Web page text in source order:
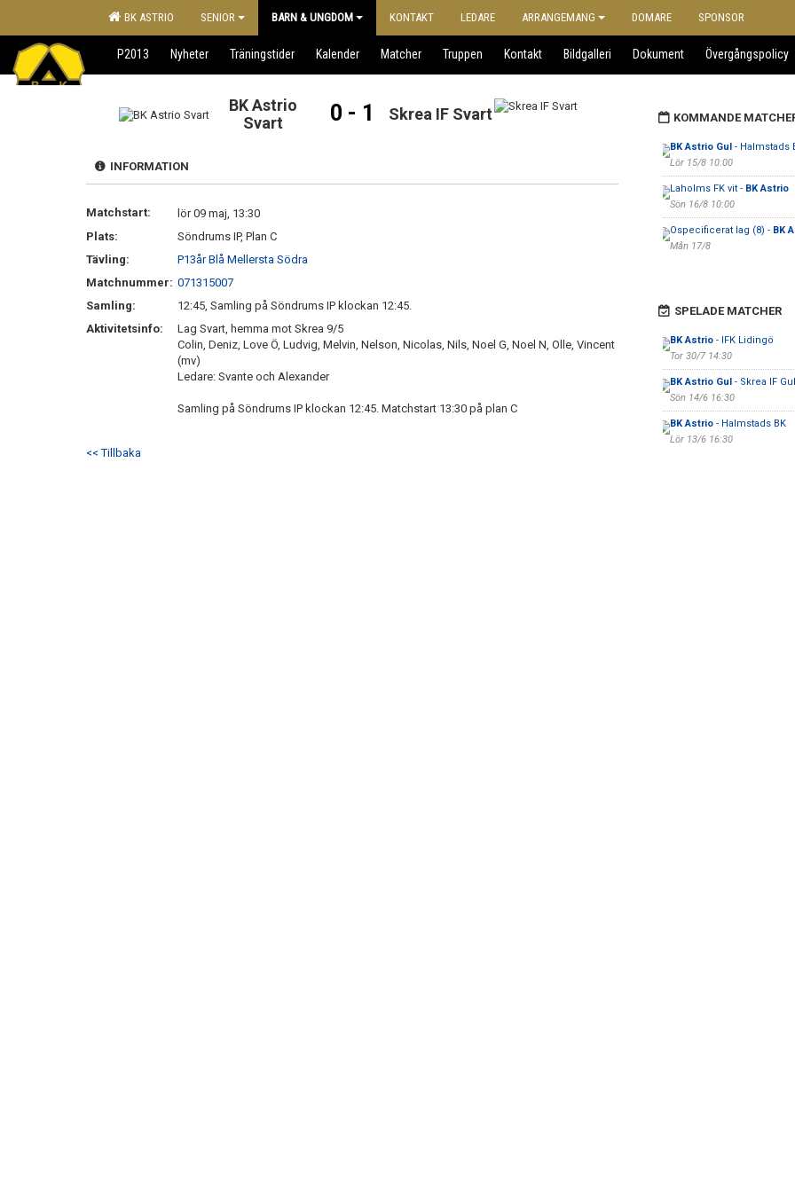
BK ASTRIO SENIOR BARN & UNGDOM KONTAKT LEDARE ARRANGEMANG DOMARE SPONSOR
P2013 Nyheter Träningstider Kalender Matcher Truppen Kontakt Bildgalleri Dokument Övergångspolicy
BK Astrio
Svart
0 - 1 Skrea IF Svart
INFORMATION
Matchstart:
lör 09 maj, 13:30
Plats:
Söndrums IP, Plan C
Tävling:
P13år Blå Mellersta Södra
Matchnummer: 071315007
Samling:
12:45, Samling på Söndrums IP klockan 12:45.
Aktivitetsinfo:
Lag Svart, hemma mot Skrea 9/5
Colin, Deniz, Love Ö, Ludvig, Melvin, Nelson, Nicolas, Nils, Noel G, Noel N, Olle, Vincent
(mv)
Ledare: Svante och Alexander
Samling på Söndrums IP klockan 12:45. Matchstart 13:30 på plan C
<< Tillbaka
KOMMANDE
BK Astrio Gul- Halmstads
Lör 15/8 10:00
Laholms FK vit - BK Astrio
Sön 16/8 10:00
Ospecificerat lag (8) - BK
Mån 17/8
SPELADE MATCHER
BK Astrio- IFK Lidingö
Tor 30/7 14:30
BK Astrio Gul- Skrea IF Gul
Sön 14/6 16:30
BK Astrio- Halmstads BK
Lör 13/6 16:30